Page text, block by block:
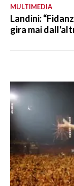
MULTIMEDIA
Landini:
gira mai